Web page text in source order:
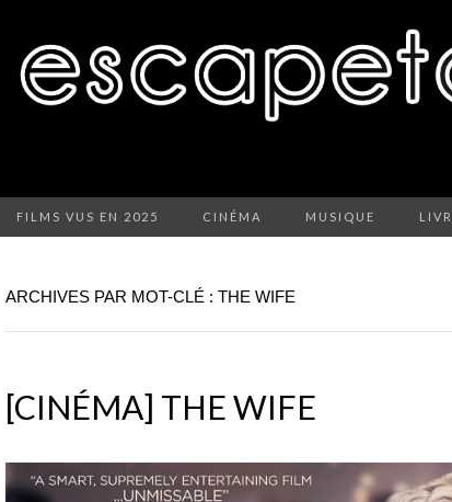
FILMS VUS EN 2025 CINÉMA MUSIQUE
ARCHIVES PAR MOT-CLÉ : THE WIFE
[CINÉMA] THE WIFE